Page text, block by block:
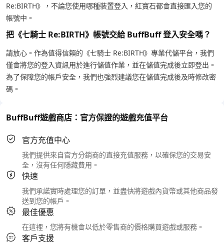
Re:BIRTH》，不論您使用哪種裝置登入，紅寶石都會直接匯入您的
帳號中。
把《七騎士 Re:BIRTH》帳號交給 BuffBuff 登入安全嗎？
請放心。作為值得信賴的《七騎士 Re:BIRTH》專業代儲平台，我們
僅會將您的登入資訊用於進行儲值作業，並在儲值完成後立即登出。
為了保障您的帳戶安全，我們也強烈建議您在儲值完成後及時修改密
碼。
BuffBuff遊戲商店：官方保證的遊戲充值平台
官方充值中心
我們提供來自官方分銷商的直接充值服務，以確保您的交易安
全，沒有任何隱藏費用。
快速
我們承諾實時處理您的訂單，並盡快將遊戲內貨幣或其他商品發
送到您的帳戶。
最佳優惠
在這裡，您將有機會以低於零售商的價格購買遊戲或服務。
客戶支援